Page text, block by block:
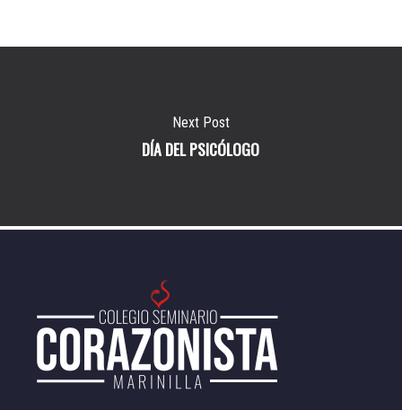
Next Post
DÍA DEL PSICÓLOGO